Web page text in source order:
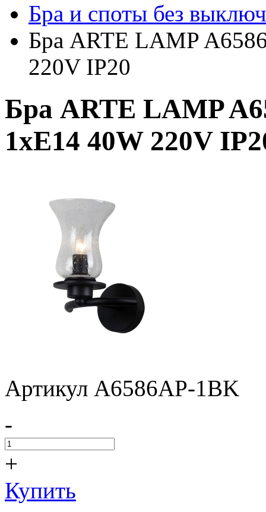
Бра и споты без
Бра ARTE LAMP
220V IP20
Бра ARTE LAMP
1xE14 40W 220V
Артикул A6586AP-1BK
-
+
Купить